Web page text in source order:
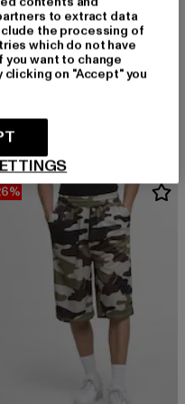
EUR
DNGRS
EURPreis: 16,99 EUR
19,99 EUR
to extract data
the processing of
which do not have
want to change
on "Accept" you